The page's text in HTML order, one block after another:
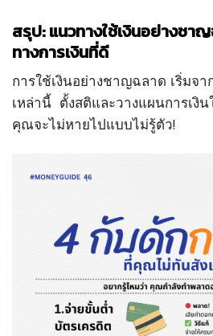
สรุป: แนวทางใช้เงินอย่างชา
ทางการเงินที่ดี
การใช้เงินอย่างชาญฉลาด เริ่มจา
เหล่านี้ ตั้งสติและวางแผนการเงิน
คุณจะไม่หายไปแบบไม่รู้ตัว!